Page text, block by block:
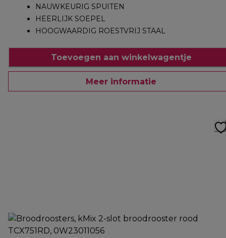
NAUWKEURIG SPUITEN
HEERLIJK SOEPEL
HOOGWAARDIG ROESTVRIJ STAAL
Toevoegen aan winkelwagentje
Meer informatie